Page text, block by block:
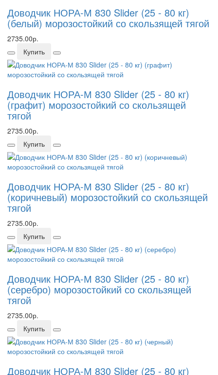
Доводчик НОРА-М 830 Slider (25 - 80 кг)
(белый) морозостойкий со скользящей тягой
2735.00р.
Купить
Доводчик НОРА-М 830 Slider (25 - 80 кг)
(графит) морозостойкий со скользящей
тягой
2735.00р.
Купить
Доводчик НОРА-М 830 Slider (25 - 80 кг)
(коричневый) морозостойкий со скользящей
тягой
2735.00р.
Купить
Доводчик НОРА-М 830 Slider (25 - 80 кг)
(серебро) морозостойкий со скользящей
тягой
2735.00р.
Купить
Доводчик НОРА-М 830 Slider (25 - 80 кг)